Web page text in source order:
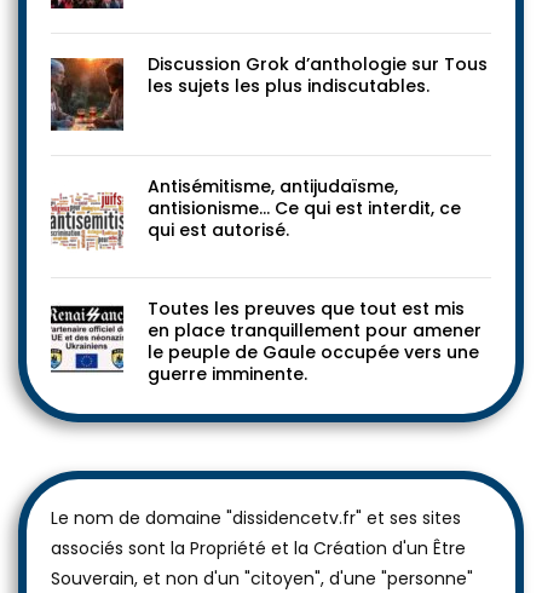
Discussion Grok d’anthologie sur Tous
les sujets les plus indiscutables.
Antisémitisme, antijudaïsme,
antisionisme… Ce qui est interdit, ce
qui est autorisé.
Toutes les preuves que tout est mis
en place tranquillement pour amener
le peuple de Gaule occupée vers une
guerre imminente.
Le nom de domaine "dissidencetv.fr" et ses sites
associés sont la Propriété et la Création d'un Être
Souverain, et non d'un "citoyen", d'une "personne"